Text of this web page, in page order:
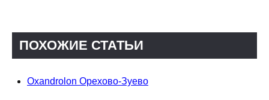
ПОХОЖИЕ СТАТЬИ
Oxandrolon Орехово-Зуево